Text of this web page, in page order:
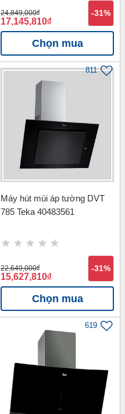
24,849,000đ
17,145,810đ
-31%
Chọn mua
811
Máy hút mùi áp tường DVT
785 Teka 40483561
22,649,000đ
15,627,810đ
-31%
Chọn mua
619